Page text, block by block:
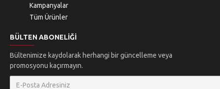
Kampanyalar
Tüm Ürünler
BÜLTEN ABONELIĞI
Bültenimize kaydolarak herhangi bir güncelleme veya
promosyonu kaçırmayın.